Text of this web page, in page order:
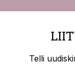
Telli